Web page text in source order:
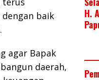
baik
agar Bapak
daerah,
H.